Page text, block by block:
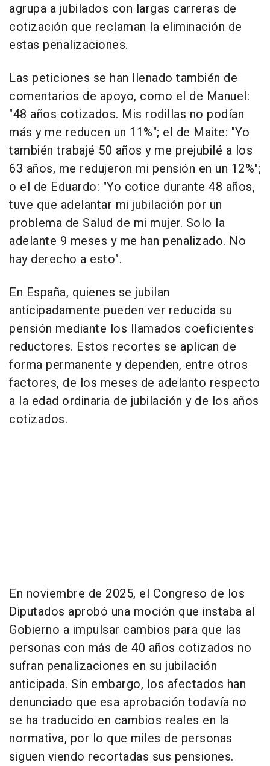
agrupa a jubilados con largas carreras de
cotización que reclaman la eliminación de
estas penalizaciones.
Las peticiones se han llenado también de
comentarios de apoyo, como el de Manuel:
"48 años cotizados. Mis rodillas no podían
más y me reducen un 11%"; el de Maite: "Yo
también trabajé 50 años y me prejubilé a los
63 años, me redujeron mi pensión en un 12%";
o el de Eduardo: "Yo cotice durante 48 años,
tuve que adelantar mi jubilación por un
problema de Salud de mi mujer. Solo la
adelante 9 meses y me han penalizado. No
hay derecho a esto".
En España, quienes se jubilan
anticipadamente pueden ver reducida su
pensión mediante los llamados coeficientes
reductores. Estos recortes se aplican de
forma permanente y dependen, entre otros
factores, de los meses de adelanto respecto
a la edad ordinaria de jubilación y de los años
cotizados.
En noviembre de 2025, el Congreso de los
Diputados aprobó una moción que instaba al
Gobierno a impulsar cambios para que las
personas con más de 40 años cotizados no
sufran penalizaciones en su jubilación
anticipada. Sin embargo, los afectados han
denunciado que esa aprobación todavía no
se ha traducido en cambios reales en la
normativa, por lo que miles de personas
siguen viendo recortadas sus pensiones.